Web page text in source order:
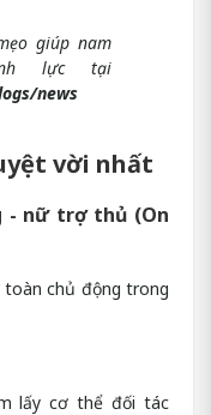
giúp nam
lực tại
news
vời nhất
- nữ trợ thủ (On
chủ động trong
lấy cơ thể đối tác